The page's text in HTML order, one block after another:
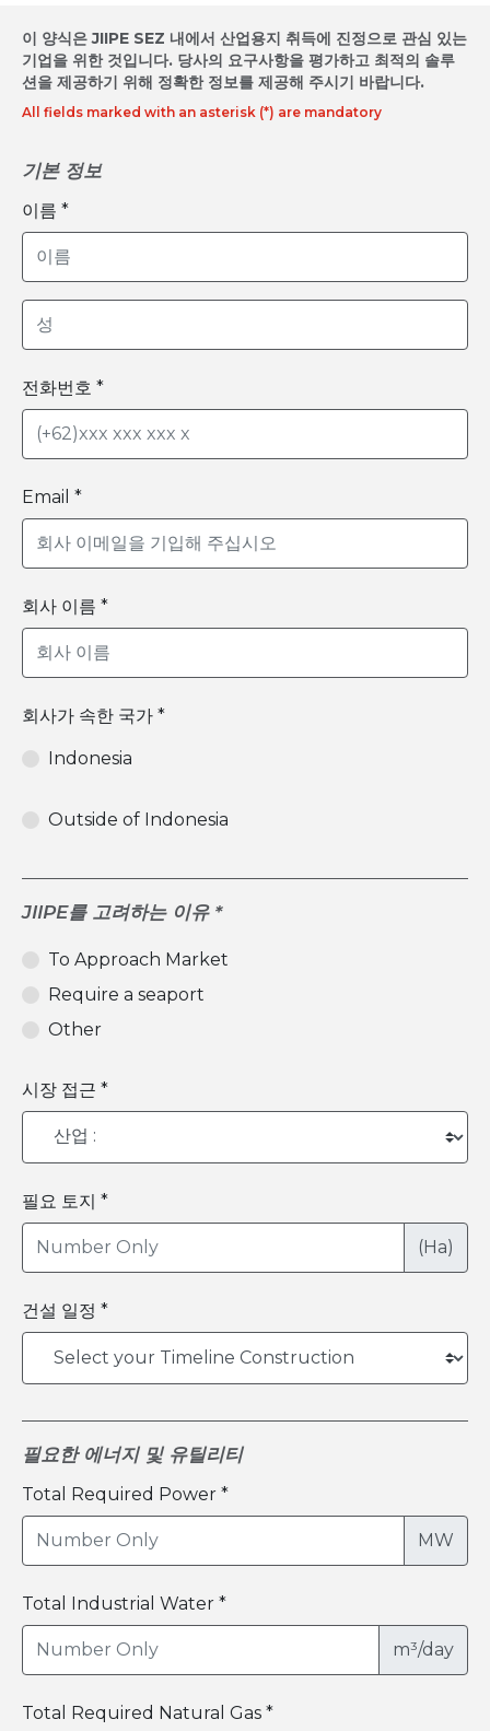
이 양식은 JIIPE SEZ 내에서 산업용지 취득에 진정으로 관심 있는
기업을 위한 것입니다. 당사의 요구사항을 평가하고 최적의 솔루
션을 제공하기 위해 정확한 정보를 제공해 주시기 바랍니다.
All fields marked with an asterisk (*) are mandatory
기본 정보
이름 *
전화번호 *
Email *
회사 이름 *
회사가 속한 국가 *
Indonesia
Outside of Indonesia
JIIPE를 고려하는 이유 *
To Approach Market
Require a seaport
Other
시장 접근 *
필요 토지 *
(Ha)
건설 일정 *
필요한 에너지 및 유틸리티
Total Required Power *
MW
Total Industrial Water *
m³/day
Total Required Natural Gas *